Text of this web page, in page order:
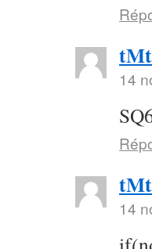
14
14